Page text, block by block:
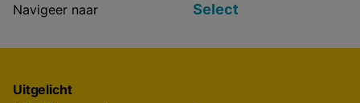
Navigeer naar Select
Uitgelicht